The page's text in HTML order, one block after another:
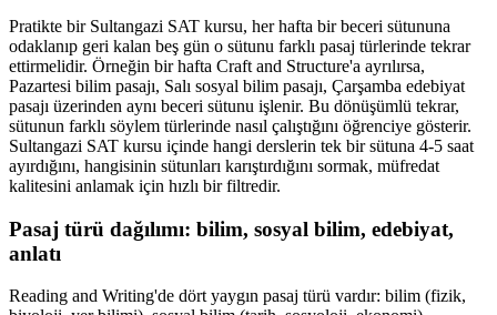
Pratikte bir Sultangazi SAT kursu, her hafta bir beceri sütununa
odaklanıp geri kalan beş gün o sütunu farklı pasaj türlerinde tekrar
ettirmelidir. Örneğin bir hafta Craft and Structure'a ayrılırsa,
Pazartesi bilim pasajı, Salı sosyal bilim pasajı, Çarşamba edebiyat
pasajı üzerinden aynı beceri sütunu işlenir. Bu dönüşümlü tekrar,
sütunun farklı söylem türlerinde nasıl çalıştığını öğrenciye gösterir.
Sultangazi SAT kursu içinde hangi derslerin tek bir sütuna 4-5 saat
ayırdığını, hangisinin sütunları karıştırdığını sormak, müfredat
kalitesini anlamak için hızlı bir filtredir.
Pasaj türü dağılımı: bilim, sosyal bilim, edebiyat,
anlatı
Reading and Writing'de dört yaygın pasaj türü vardır: bilim (fizik,